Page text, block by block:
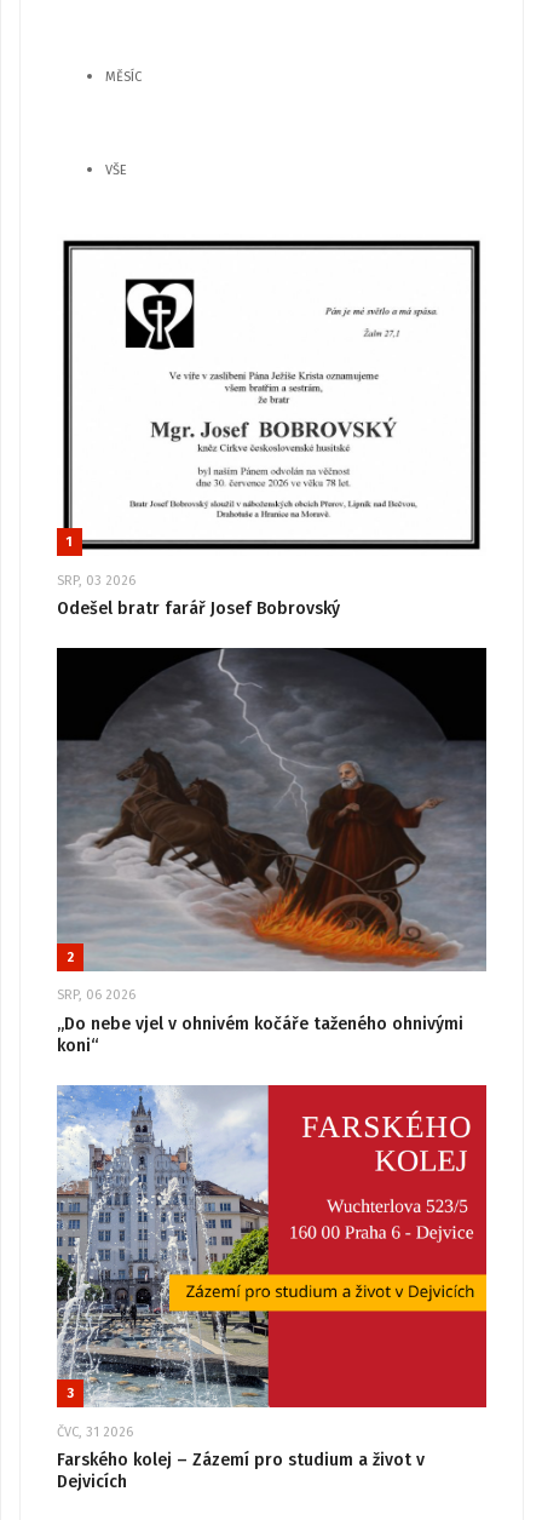
MĚSÍC
VŠE
1
SRP, 03 2026
Odešel bratr farář Josef Bobrovský
2
SRP, 06 2026
„Do nebe vjel v ohnivém kočáře taženého ohnivými
koni“
3
ČVC, 31 2026
Farského kolej – Zázemí pro studium a život v
Dejvicích